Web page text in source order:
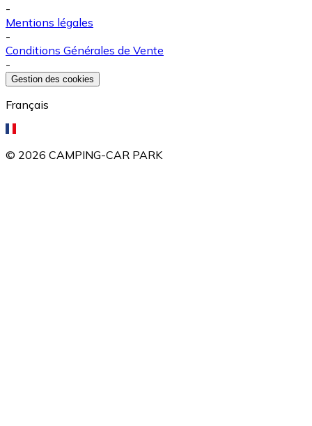
-
Mentions légales
-
Conditions Générales de Vente
-
Gestion des cookies
Français
© 2026 CAMPING-CAR PARK